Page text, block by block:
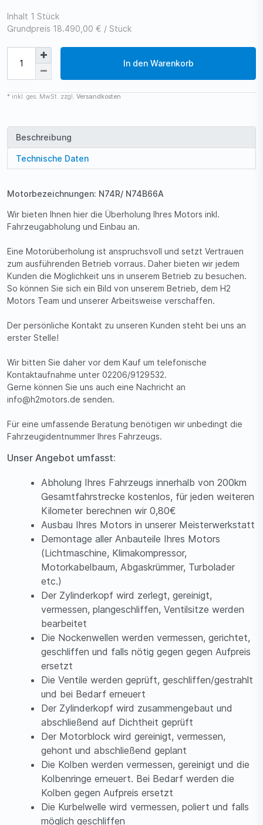
Inhalt 1 Stück
Grundpreis 18.490,00 € / Stück
In den Warenkorb
* inkl. ges. MwSt. zzgl. Versandkosten
Beschreibung
Technische Daten
Motorbezeichnungen: N74R/ N74B66A
Wir bieten Ihnen hier die Überholung Ihres Motors inkl.
Fahrzeugabholung und Einbau an.
Eine Motorüberholung ist anspruchsvoll und setzt Vertrauen
zum ausführenden Betrieb vorraus. Daher bieten wir jedem
Kunden die Möglichkeit uns in unserem Betrieb zu besuchen.
So können Sie sich ein Bild von unserem Betrieb, dem H2
Motors Team und unserer Arbeitsweise verschaffen.
Der persönliche Kontakt zu unseren Kunden steht bei uns an
erster Stelle!
Wir bitten Sie daher vor dem Kauf um telefonische
Kontaktaufnahme unter 02206/9129532.
Gerne können Sie uns auch eine Nachricht an
info@h2motors.de senden.
Für eine umfassende Beratung benötigen wir unbedingt die
Fahrzeugidentnummer Ihres Fahrzeugs.
Unser Angebot umfasst:
Abholung Ihres Fahrzeugs innerhalb von 200km
Gesamtfahrstrecke kostenlos, für jeden weiteren
Kilometer berechnen wir 0,80€
Ausbau Ihres Motors in unserer Meisterwerkstatt
Demontage aller Anbauteile Ihres Motors
(Lichtmaschine, Klimakompressor,
Motorkabelbaum, Abgaskrümmer, Turbolader
etc.)
Der Zylinderkopf wird zerlegt, gereinigt,
vermessen, plangeschliffen, Ventilsitze werden
bearbeitet
Die Nockenwellen werden vermessen, gerichtet,
geschliffen und falls nötig gegen gegen Aufpreis
ersetzt
Die Ventile werden geprüft, geschliffen/gestrahlt
und bei Bedarf erneuert
Der Zylinderkopf wird zusammengebaut und
abschließend auf Dichtheit geprüft
Der Motorblock wird gereinigt, vermessen,
gehont und abschließend geplant
Die Kolben werden vermessen, gereinigt und die
Kolbenringe erneuert. Bei Bedarf werden die
Kolben gegen Aufpreis ersetzt
Die Kurbelwelle wird vermessen, poliert und falls
möglich geschliffen